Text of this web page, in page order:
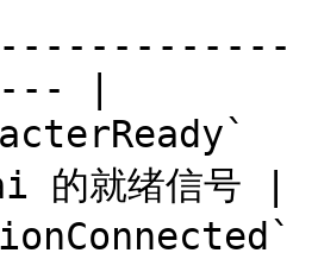
|
的就绪信号 |